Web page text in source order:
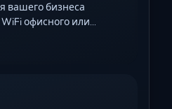
вашего бизнеса
офисного или…